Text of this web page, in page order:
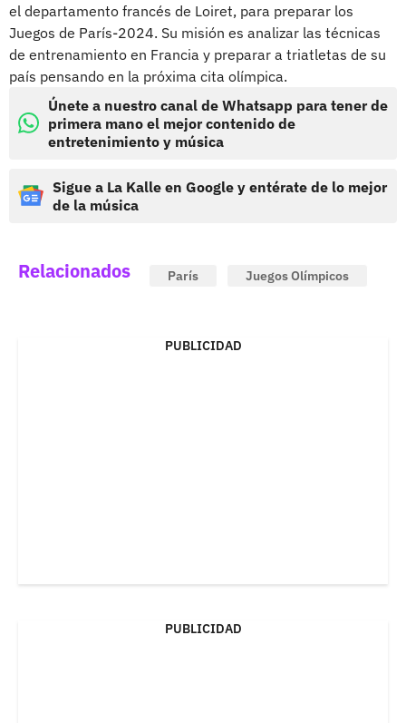
el departamento francés de Loiret, para preparar los
Juegos de París-2024. Su misión es analizar las técnicas
de entrenamiento en Francia y preparar a triatletas de su
país pensando en la próxima cita olímpica.
Únete a nuestro canal de Whatsapp para tener de
primera mano el mejor contenido de
entretenimiento y música
Sigue a La Kalle en Google y entérate de lo mejor
de la música
Relacionados París Juegos Olímpicos
PUBLICIDAD
PUBLICIDAD